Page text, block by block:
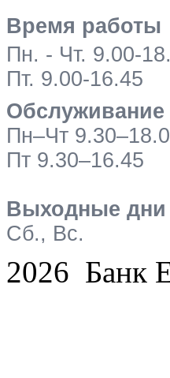
Время работы
Пн. - Чт. 9.00-
Пт. 9.00-16.45
Пн–Чт
Пт 9.30–16.45
Выходные дни
Сб., Вс.
2026